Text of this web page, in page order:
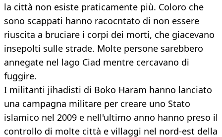
la città non esiste praticamente più. Coloro che
sono scappati hanno racocntato di non essere
riuscita a bruciare i corpi dei morti, che giacevano
insepolti sulle strade. Molte persone sarebbero
annegate nel lago Ciad mentre cercavano di
fuggire.
I militanti jihadisti di Boko Haram hanno lanciato
una campagna militare per creare uno Stato
islamico nel 2009 e nell'ultimo anno hanno preso il
controllo di molte città e villaggi nel nord-est della